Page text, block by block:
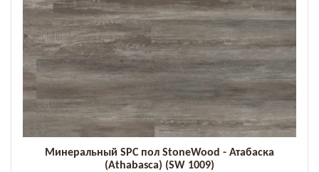
Минеральный SPC пол StoneWood - Атабаска
(Athabasca) (SW 1009)